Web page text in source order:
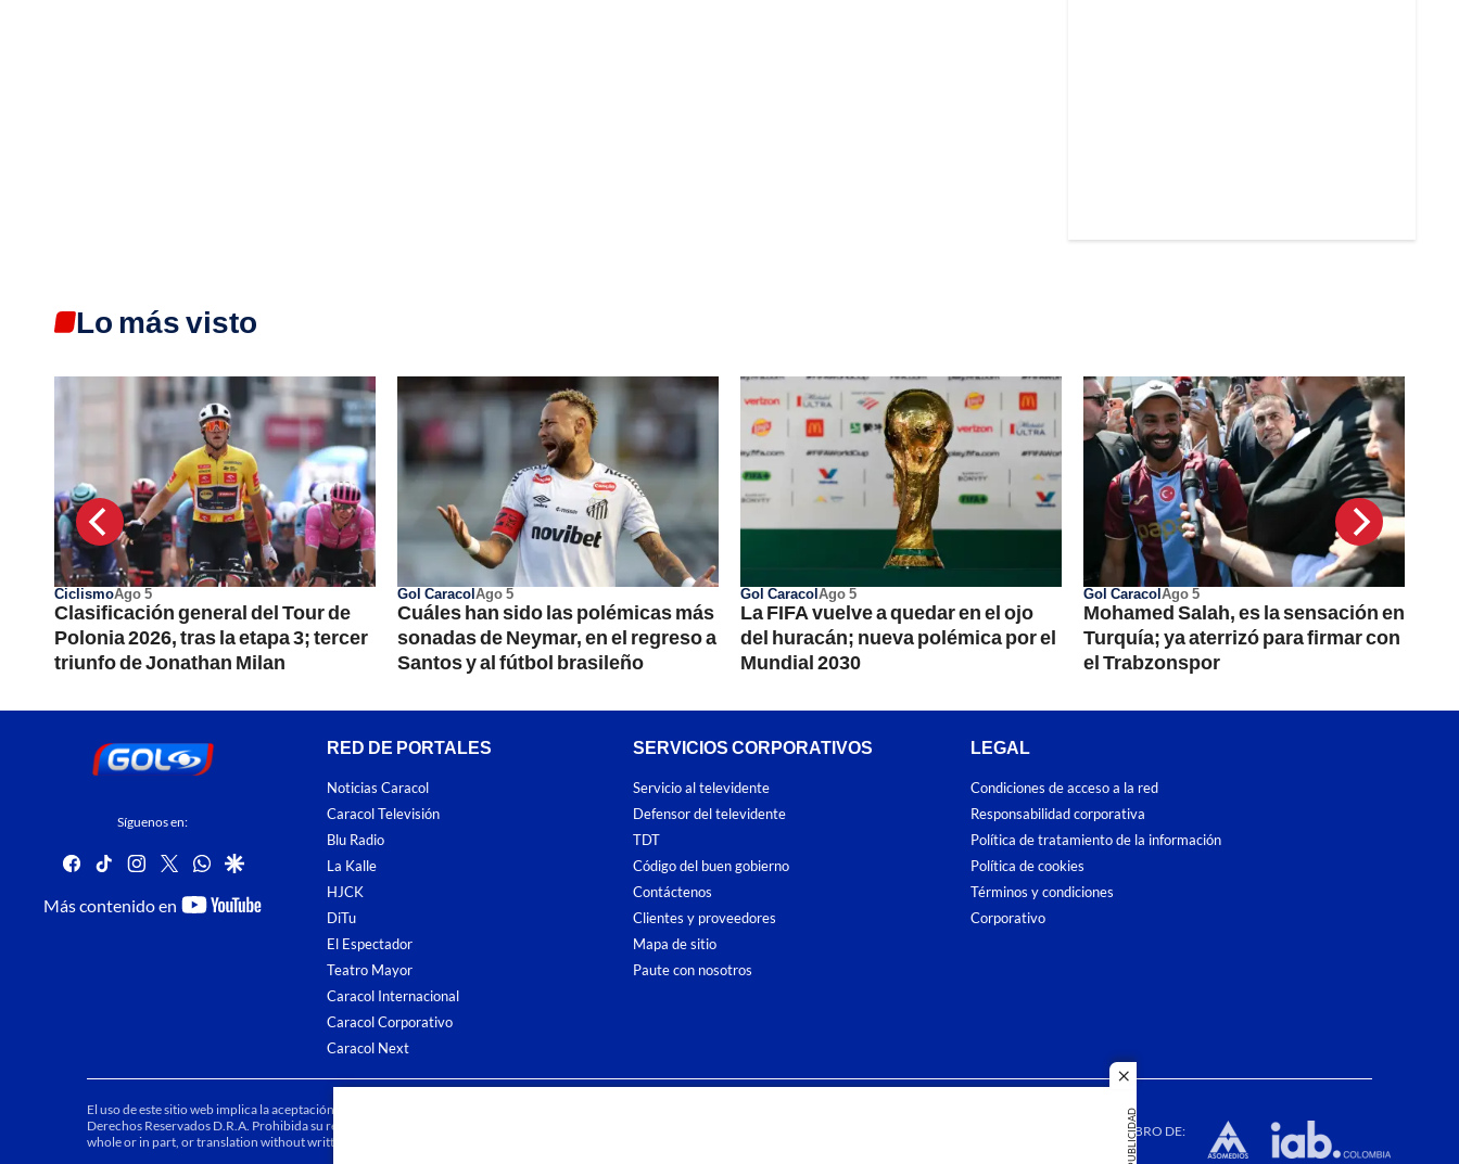
close
PUBLICIDAD
Lo más visto
CiclismoAgo 5
Clasificación general del Tour de
Polonia 2026, tras la etapa 3; tercer
triunfo de Jonathan Milan
Gol CaracolAgo 5
Cuáles han sido las polémicas más
sonadas de Neymar, en el regreso a
Santos y al fútbol brasileño
Gol CaracolAgo 5
La FIFA vuelve a quedar en el ojo
del huracán; nueva polémica por el
Mundial 2030
Gol CaracolAgo 5
Mohamed Salah, es la sensación en
Turquía; ya aterrizó para firmar con
el Trabzonspor
Síguenos en:
facebook
tiktokinstagram
twitterwhatsapp
google
Más contenido en
youtube-
RED DE PORTALES
Noticias Caracol
Caracol Televisión
Blu Radio
La Kalle
HJCK
DiTu
El Espectador
Teatro Mayor
Caracol Internacional
Caracol Corporativo
Caracol Next
SERVICIOS CORPORATIVOS
Servicio al televidente
Defensor del televidente
TDT
Código del buen gobierno
Contáctenos
Clientes y proveedores
Mapa de sitio
Paute con nosotros
LEGAL
Condiciones de acceso a la red
Responsabilidad corporativa
Política de tratamiento de la información
Política de cookies
Términos y condiciones
Corporativo
El uso de este sitio web implica la aceptación de los
Derechos Reservados D.R.A. Prohibida su reproducción total o parcial, así como su traducción a cualquier idioma sin autorización escrita de su titular. Reproduction in
whole or in part, or translation without written permission is prohibited. All rights reserved 2025.
MIEMBRO DE: